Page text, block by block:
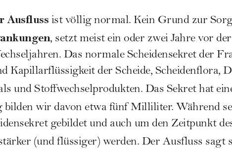
Ausfluss ist völlig normal. Kein Grund zur
, setzt meist ein oder zwei Jahre vor
Das normale Scheidensekret der
Kapillarflüssigkeit der Scheide, Scheidenflora,
und Stoffwechselprodukten. Das Sekret hat
bilden wir davon etwa fünf Milliliter. Während
gebildet und auch um den Zeitpunkt
(und flüssiger) werden. Der Ausfluss sagt